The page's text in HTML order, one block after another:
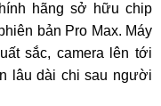
hãng sở hữu chip
bản Pro Max. Máy
sắc, camera lên tới
lâu dài chi sau người